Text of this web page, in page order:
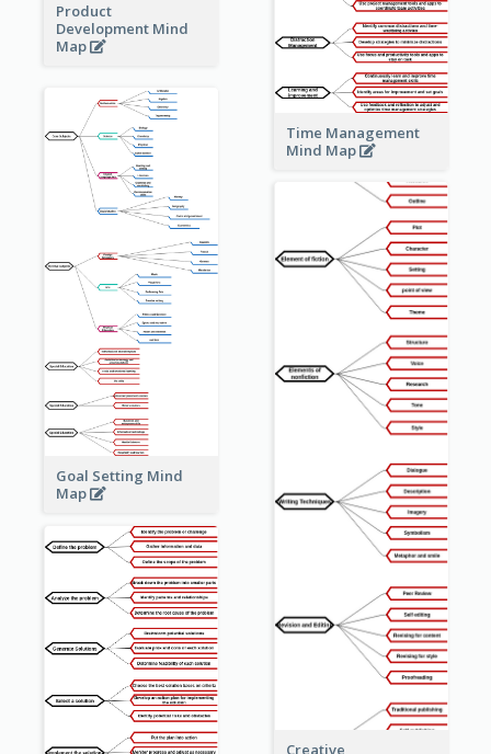
Product
Development Mind
Map
Time Management
Mind Map
Goal Setting Mind
Map
Creative